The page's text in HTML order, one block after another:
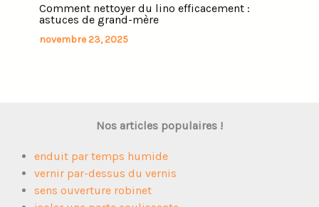
Comment nettoyer du lino efficacement :
astuces de grand-mère
novembre 23, 2025
Nos articles populaires !
enduit par temps humide
vernir par-dessus du vernis
sens ouverture robinet